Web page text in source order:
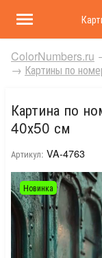
ColorNumbers.ru
→ Картины по
Картина по
40х50 см
Артикул: VA-4763
Новинка